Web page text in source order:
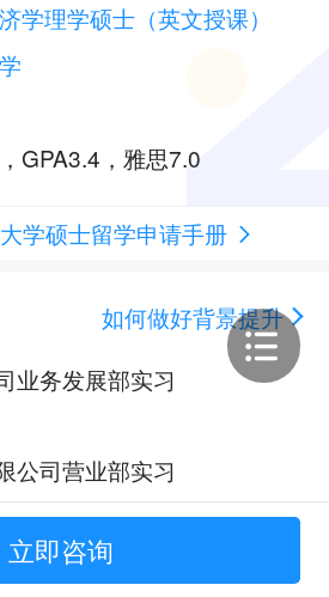
学理学硕士（英文授课）
GPA3.4，雅思7.0
学硕士留学申请手册
如何做好背景提升
业务发展部实习
公司营业部实习
所实习生；
立即咨询